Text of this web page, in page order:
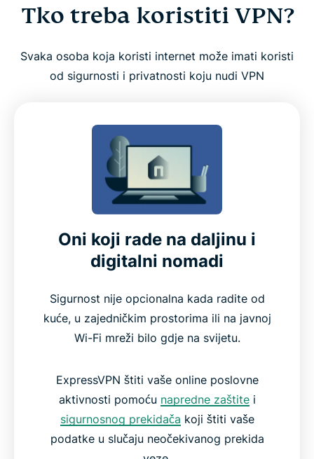
Tko treba koristiti VPN?
Svaka osoba koja koristi internet može imati koristi
od sigurnosti i privatnosti koju nudi VPN
Oni koji rade na daljinu i
digitalni nomadi
Sigurnost nije opcionalna kada radite od
kuće, u zajedničkim prostorima ili na javnoj
Wi-Fi mreži bilo gdje na svijetu.
ExpressVPN štiti vaše online poslovne
aktivnosti pomoću napredne zaštitei
sigurnosnog prekidača koji štiti vaše
podatke u slučaju neočekivanog prekida